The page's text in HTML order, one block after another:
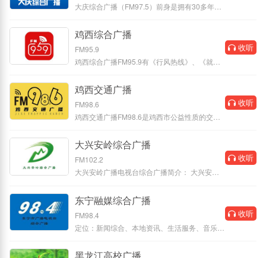
大庆综合广播（FM97.5）前身是拥有30多年建
鸡西综合广播
FM95.9
鸡西综合广播FM95.9有《行风热线》、《就业
收听
鸡西交通广播
FM98.6
鸡西交通广播FM98.6是鸡西市公益性质的交通
收听
大兴安岭综合广播
FM102.2
大兴安岭广播电视台综合广播简介： 大兴安岭
收听
东宁融媒综合广播
FM98.4
定位：新闻综合、本地资讯、生活服务、音乐
收听
黑龙江高校广播